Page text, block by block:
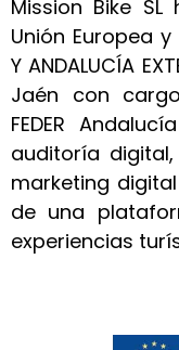
Mission Bike
Unión Europea y
Y ANDALUCÍA
Jaén con
FEDER
auditoría
marketing
de una
experiencias